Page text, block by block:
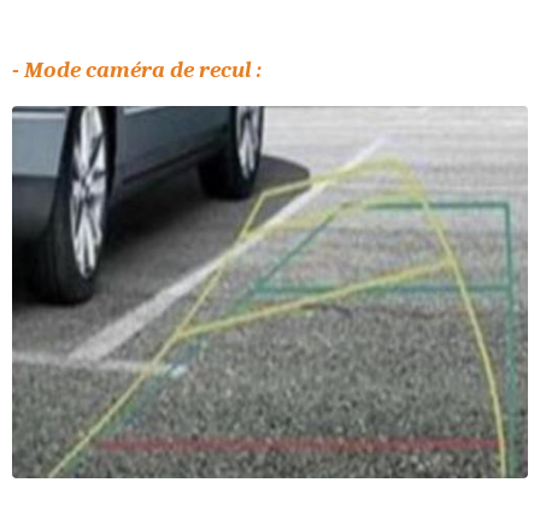
- Mode caméra de recul :